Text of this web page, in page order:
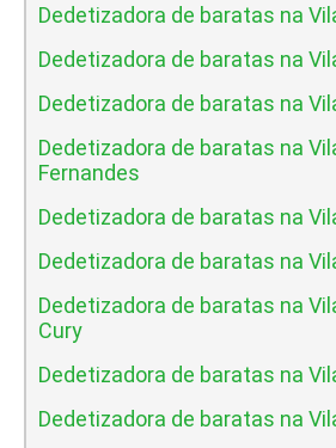
Dedetizadora de baratas na
Dedetizadora de baratas na
Dedetizadora de baratas na
Dedetizadora de baratas na
Fernandes
Dedetizadora de baratas na
Dedetizadora de baratas na
Dedetizadora de baratas na
Cury
Dedetizadora de baratas na
Dedetizadora de baratas na